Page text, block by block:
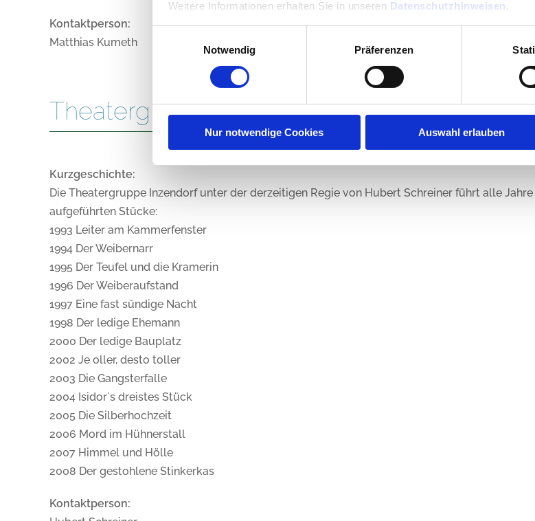
Weitere Informationen erhalten Sie in unseren Datenschutzhinweisen .
Notwendig
Präferenzen
Nur notwendige Cookies Auswahl erlauben
Kontaktperson:
Matthias Kumeth
Theatergruppe Inzendorf
Kurzgeschichte:
Die Theatergruppe Inzendorf unter der derzeitigen Regie von Hubert Schreiner führt alle
aufgeführten Stücke:
1993 Leiter am Kammerfenster
1994 Der Weibernarr
1995 Der Teufel und die Kramerin
1996 Der Weiberaufstand
1997 Eine fast sündige Nacht
1998 Der ledige Ehemann
2000 Der ledige Bauplatz
2002 Je oller, desto toller
2003 Die Gangsterfalle
2004 Isidor´s dreistes Stück
2005 Die Silberhochzeit
2006 Mord im Hühnerstall
2007 Himmel und Hölle
2008 Der gestohlene Stinkerkas
Kontaktperson: